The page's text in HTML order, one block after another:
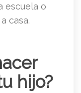
escuela o
casa.
hijo?